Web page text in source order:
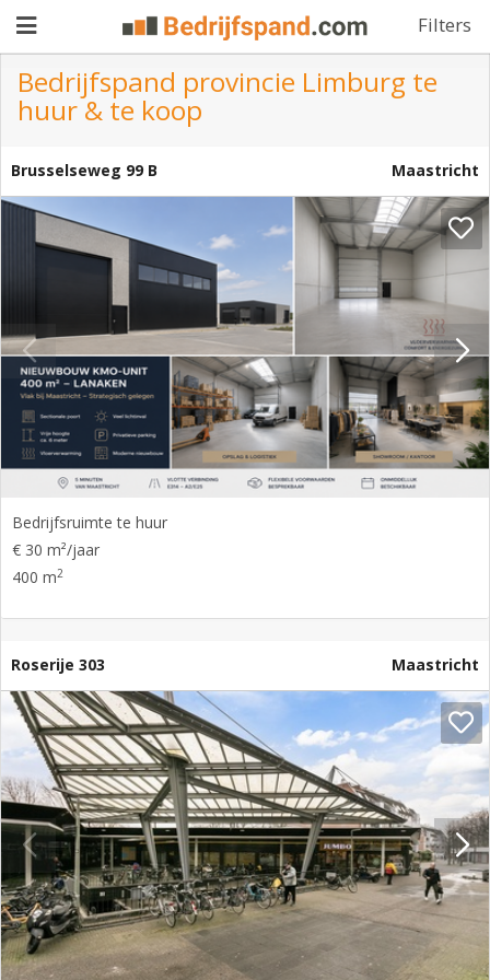
Filters
aanbieden
Pand
zoeken
Waarom
adverteren
adverteren
Blog
Registreren
Login
Bedrijfspand provincie Limburg te
huur & te koop
Brusselseweg 99 B Maastricht
Bedrijfsruimte te huur
€ 30 m²/jaar
400 m2
Roserije 303 Maastricht